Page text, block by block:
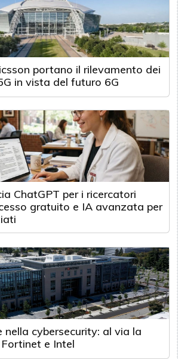
portano il rilevamento dei
in vista del futuro 6G
ChatGPT per i ricercatori
gratuito e IA avanzata per
nella cybersecurity: al via la
e Intel